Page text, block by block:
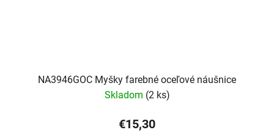
NA3946GOC Myšky farebné oceľové náušnice
Skladom (2 ks)
€15,30